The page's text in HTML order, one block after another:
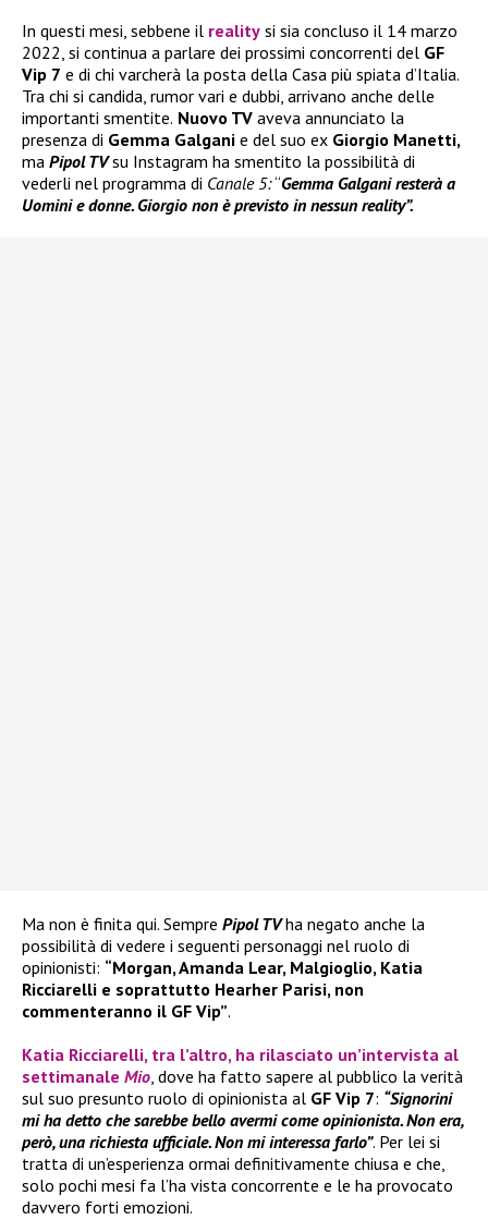
In questi mesi, sebbene il reality si sia concluso il 14 marzo
2022, si continua a parlare dei prossimi concorrenti del GF
Vip 7 e di chi varcherà la posta della Casa più spiata d’Italia.
Tra chi si candida, rumor vari e dubbi, arrivano anche delle
importanti smentite. Nuovo TV aveva annunciato la
presenza di Gemma Galgani e del suo ex Giorgio Manetti,
ma Pipol TVsu Instagram ha smentito la possibilità di
vederli nel programma di Canale 5:“Gemma Galgani resterà a
Uomini e donne. Giorgio non è previsto in nessun reality”.
Ma non è finita qui. Sempre Pipol TVha negato anche la
possibilità di vedere i seguenti personaggi nel ruolo di
opinionisti: “Morgan, Amanda Lear, Malgioglio, Katia
Ricciarelli e soprattutto Hearher Parisi, non
commenteranno il GF Vip”.
Katia Ricciarelli, tra l’altro, ha rilasciato un’intervista al
settimanale Mio, dove ha fatto sapere al pubblico la verità
sul suo presunto ruolo di opinionista al GF Vip 7: “Signorini
mi ha detto che sarebbe bello avermi come opinionista. Non era,
però, una richiesta ufficiale. Non mi interessa farlo”. Per lei si
tratta di un’esperienza ormai definitivamente chiusa e che,
solo pochi mesi fa l’ha vista concorrente e le ha provocato
davvero forti emozioni.